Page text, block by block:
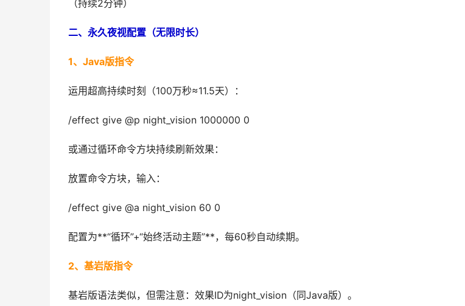
（持续2分钟）
二、永久夜视配置（无限时长）
1、Java版指令
运用超高持续时刻（100万秒≈11.5天）：
/effect give @p night_vision 1000000 0
或通过循环命令方块持续刷新效果：
放置命令方块，输入：
/effect give @a night_vision 60 0
配置为**“循环”+“始终活动主题”**，每60秒自动续期。
2、基岩版指令
基岩版语法类似，但需注意：效果ID为night_vision（同Java版）。